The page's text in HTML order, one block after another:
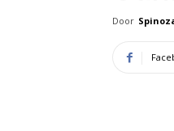
Door